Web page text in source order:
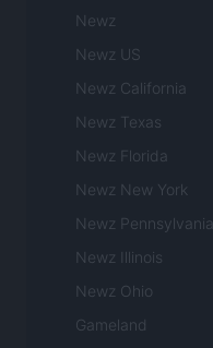
Newz
Newz US
Newz California
Newz Texas
Newz Florida
Newz New York
Newz Pennsylvania
Newz Illinois
Newz Ohio
Gameland